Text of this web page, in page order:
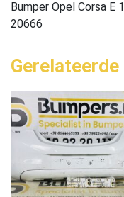
Bumper Opel Corsa
20666